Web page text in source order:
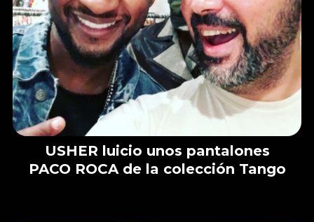
USHER luicio unos pantalones
PACO ROCA de la colección Tango